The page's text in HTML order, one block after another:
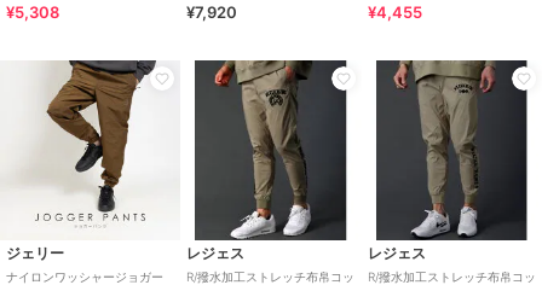
¥5,308 ¥7,920 ¥4,455
ジェリー
ナイロンワッシャージョガー
レジェス
R/撥水加工ストレッチ布帛コッ
レジェス
R/撥水加工ストレッチ布帛コッ